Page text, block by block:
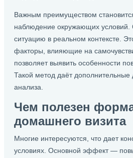
Важным преимуществом
наблюдение окружающих условий.
ситуацию в реальном контексте.
факторы, влияющие на
позволяет выявить особенности
Такой метод даёт дополнительные
анализа.
Чем полезен
домашнего визита
Многие интересуются, что дает
условиях. Основной эффект —